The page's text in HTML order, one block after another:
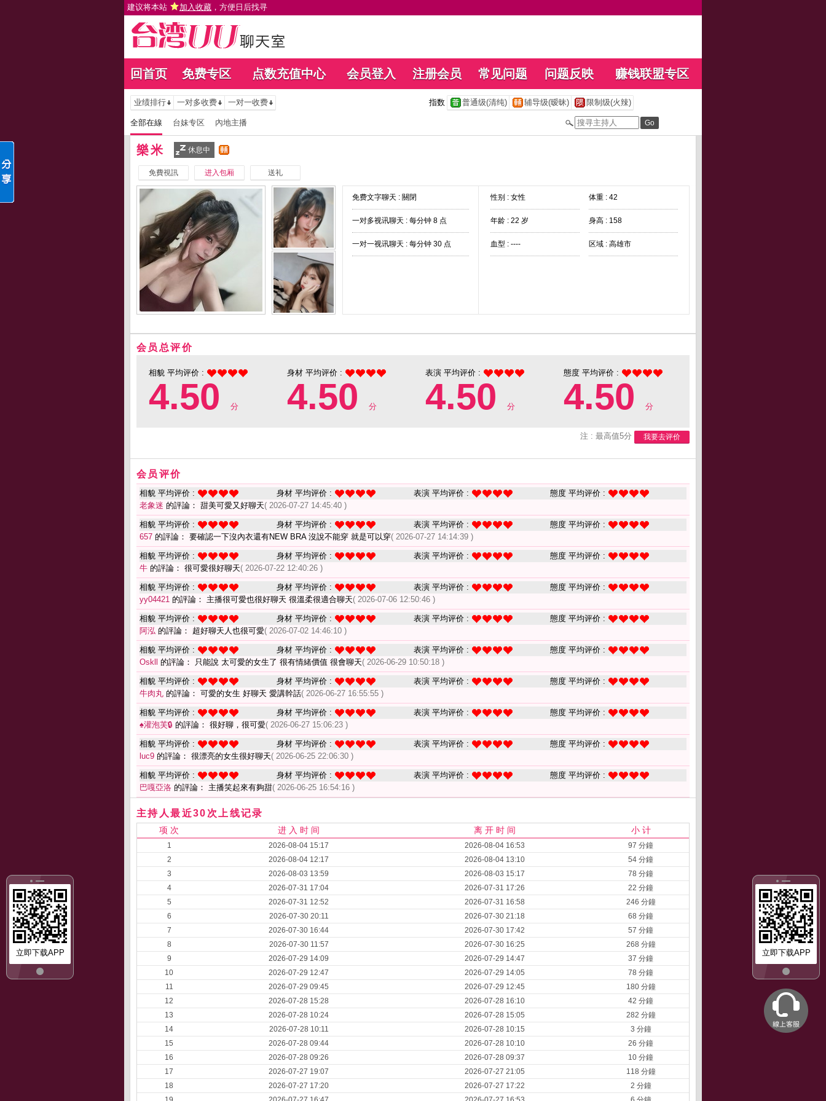
建议将本站 加入收藏 ，方便日后找寻
回首页 免费专区 点数充值中心 会员登入 注册会员 常见问题 问题反映 赚钱联盟专区
立即下载APP
立即下载APP
业绩排行 一对多收费 一对一收费 指数 普通级(清纯) 辅导级(暧昧) 限制级(火辣)
全部在線 台妹专区 內地主播
樂米 休息中
免費視訊 进入包厢 送礼
免费文字聊天 : 關閉
一对多视讯聊天 : 每分钟 8 点
一对一视讯聊天 : 每分钟 30 点
性别 : 女性 体重 : 42
年龄 : 22 岁 身高 : 158
血型 : ---- 区域 : 高雄市
会员总评价
相貌 平均评价 :
4.50 分
身材 平均评价 :
4.50 分
表演 平均评价 :
4.50 分
態度 平均评价 :
4.50 分
注 : 最高值5分 我要去评价
会员评价
相貌 平均评价 : 身材 平均评价 : 表演 平均评价 :
態度 平均评价 :
老象迷 的評論： 甜美可愛又好聊天( 2026-07-27 14:45:40 )
相貌 平均评价 : 身材 平均评价 : 表演 平均评价 :
態度 平均评价 :
657 的評論： 要確認一下沒內衣還有NEW BRA 沒說不能穿 就是可以穿( 2026-07-27 14:14:39 )
相貌 平均评价 : 身材 平均评价 : 表演 平均评价 :
態度 平均评价 :
牛 的評論： 很可愛很好聊天( 2026-07-22 12:40:26 )
相貌 平均评价 : 身材 平均评价 : 表演 平均评价 :
態度 平均评价 :
yy04421 的評論： 主播很可愛也很好聊天 很溫柔很適合聊天( 2026-07-06 12:50:46 )
相貌 平均评价 : 身材 平均评价 : 表演 平均评价 :
態度 平均评价 :
阿泓 的評論： 超好聊天人也很可愛( 2026-07-02 14:46:10 )
相貌 平均评价 : 身材 平均评价 : 表演 平均评价 :
態度 平均评价 :
Oskll
的評論： 只能說 太可愛的女生了 很有情緒價值 很會聊天( 2026-06-29 10:50:18 )
相貌 平均评价 : 身材 平均评价 : 表演 平均评价 :
態度 平均评价 :
牛肉丸 的評論： 可愛的女生 好聊天 愛講幹話( 2026-06-27 16:55:55 )
相貌 平均评价 : 身材 平均评价 : 表演 平均评价 :
態度 平均评价 :
♠灌泡芙🔒 的評論： 很好聊，很可愛( 2026-06-27 15:06:23 )
相貌 平均评价 : 身材 平均评价 : 表演 平均评价 :
態度 平均评价 :
luc9 的評論： 很漂亮的女生很好聊天( 2026-06-25 22:06:30 )
相貌 平均评价 : 身材 平均评价 : 表演 平均评价 :
態度 平均评价 :
巴嘎亞洛 的評論： 主播笑起來有夠甜( 2026-06-25 16:54:16 )
主持人最近30次上线记录
项 次 进 入 时 间 离 开 时 间 小 计
1 2026-08-04 15:17 2026-08-04 16:53
97 分鐘
2
2026-08-04 12:17 2026-08-04 13:10
54 分鐘
3
2026-08-03 13:59 2026-08-03 15:17
78 分鐘
4
2026-07-31 17:04 2026-07-31 17:26
22 分鐘
5
2026-07-31 12:52 2026-07-31 16:58
246 分鐘
6
2026-07-30 20:11 2026-07-30 21:18
68 分鐘
7
2026-07-30 16:44 2026-07-30 17:42
57 分鐘
8
2026-07-30 11:57 2026-07-30 16:25
268 分鐘
9
2026-07-29 14:09 2026-07-29 14:47
37 分鐘
10
2026-07-29 12:47 2026-07-29 14:05
78 分鐘
11
2026-07-29 09:45 2026-07-29 12:45
180 分鐘
12
2026-07-28 15:28 2026-07-28 16:10
42 分鐘
13
2026-07-28 10:24 2026-07-28 15:05
282 分鐘
14
2026-07-28 10:11 2026-07-28 10:15
3 分鐘
15
2026-07-28 09:44 2026-07-28 10:10
26 分鐘
16
2026-07-28 09:26 2026-07-28 09:37
10 分鐘
17
2026-07-27 19:07 2026-07-27 21:05
118 分鐘
18
2026-07-27 17:20 2026-07-27 17:22
2 分鐘